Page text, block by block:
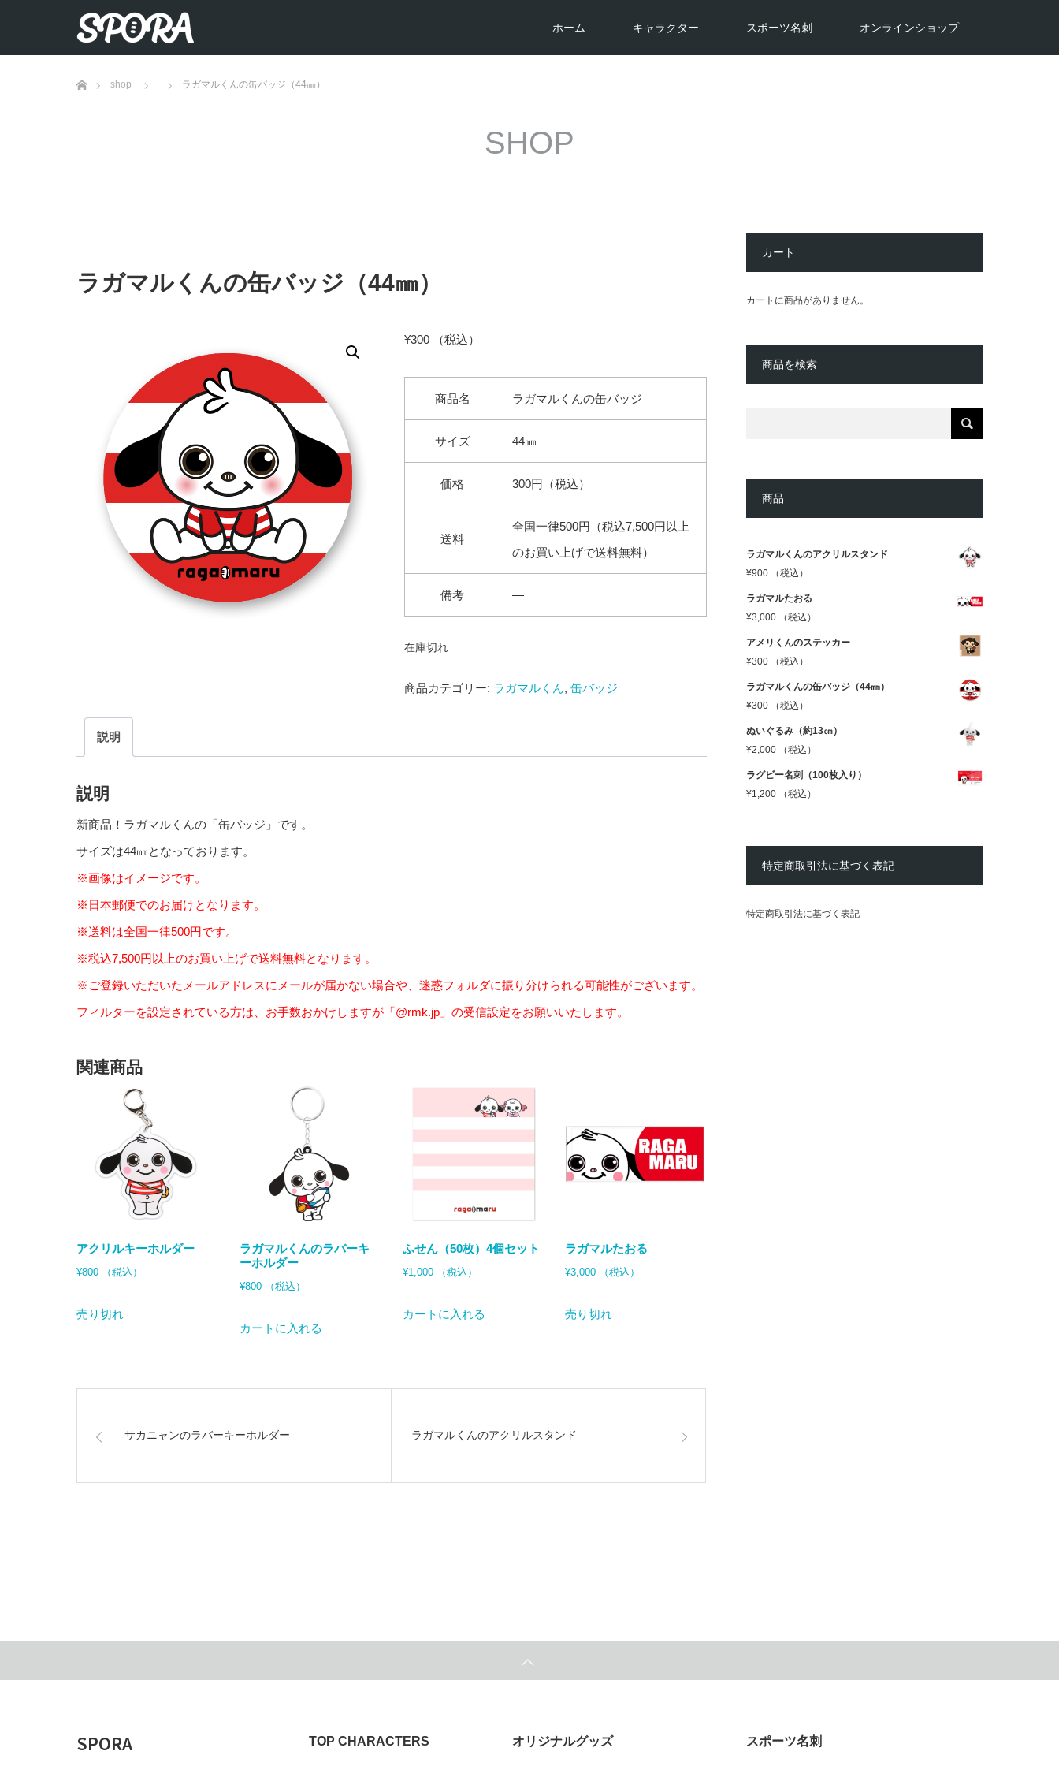
ホーム キャラクター スポーツ名刺 オンラインショップ
shop ラガマルくんの缶バッジ（44㎜）
SHOP
ラガマルくんの缶バッジ（44㎜）
¥300 （税込）
商品名 ラガマルくんの缶バッジ
サイズ 44㎜
価格 300円（税込）
送料
全国一律500円（税込7,500円以上
のお買い上げで送料無料）
備考 ―
在庫切れ
商品カテゴリー: ラガマルくん, 缶バッジ
説明
説明
新商品！ラガマルくんの「缶バッジ」です。
サイズは44㎜となっております。
※画像はイメージです。
※日本郵便でのお届けとなります。
※送料は全国一律500円です。
※税込7,500円以上のお買い上げで送料無料となります。
※ご登録いただいたメールアドレスにメールが届かない場合や、迷惑フォルダに振り分けられる可能性がございます。
フィルターを設定されている方は、お手数おかけしますが「@rmk.jp」の受信設定をお願いいたします。
関連商品
アクリルキーホルダー
¥800 （税込）
売り切れ
ラガマルくんのラバーキ
ーホルダー
¥800 （税込）
カートに入れる
ふせん（50枚）4個セット
¥1,000 （税込）
カートに入れる
ラガマルたおる
¥3,000 （税込）
売り切れ
サカニャンのラバーキーホルダー ラガマルくんのアクリルスタンド
カート
カートに商品がありません。
商品を検索
商品
ラガマルくんのアクリルスタンド
¥900 （税込）
ラガマルたおる
¥3,000 （税込）
アメリくんのステッカー
¥300 （税込）
ラガマルくんの缶バッジ（44㎜）
¥300 （税込）
ぬいぐるみ（約13㎝）
¥2,000 （税込）
ラグビー名刺（100枚入り）
¥1,200 （税込）
特定商取引法に基づく表記
特定商取引法に基づく表記
TOP CHARACTERS オリジナルグッズ スポーツ名刺
SPORA